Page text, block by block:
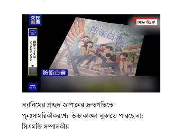
অ্যানিমের প্রচ্ছদ জাপানের দ্রুতগতিতে
পুনঃসামরিকীকরণের উচ্চাকাঙ্ক্ষা লুকাতে পারছে না:
সিএমজি সম্পাদকীয়